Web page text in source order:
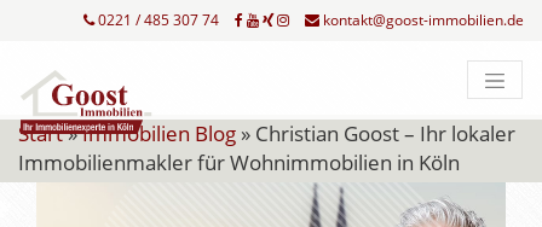
0221 / 485 307 74 kontakt@goost-immobilien.de
Start»Immobilien Blog » Christian Goost – Ihr lokaler
Immobilienmakler für Wohnimmobilien in Köln